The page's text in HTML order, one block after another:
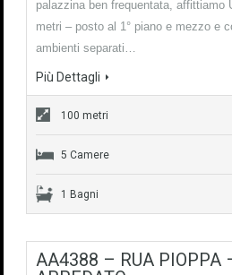
palazzina ben frequentata, affittiamo
metri – posto al 1° piano e mezzo e
ambienti separati…
Più Dettagli
100 metri
5 Camere
1 Bagni
AA4388 – RUA PIOPPA